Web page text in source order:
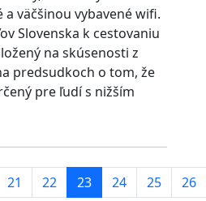
väčšinou vybavené wifi.
Slovenska k cestovaniu
na skúsenosti z
predsudkoch o tom, že
pre ľudí s nižším
21 22 23 24 25 26